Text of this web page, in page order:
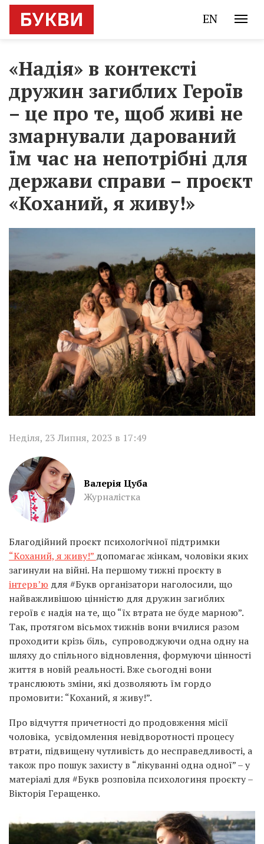
EN
«Надія» в контексті
дружин загиблих Героїв
– це про те, щоб живі не
змарнували дарований
їм час на непотрібні для
держави справи – проєкт
«Коханий, я живу!»
Неділя, 23 Липня, 2023 в 17:49
Валерія Цуба
Журналістка
Благодійний проєкт психологічної підтримки
“Коханий, я живу!” допомагає жінкам, чоловіки яких
загинули на війні. На першому тижні проєкту в
інтерв’ю для #Букв організатори наголосили, що
найважливішою цінністю для дружин загиблих
героїв є надія на те, що “їх втрата не буде марною”.
Так, протягом вісьмох тижнів вони вчилися разом
проходити крізь біль, супроводжуючи одна одну на
шляху до спільного відновлення, формуючи цінності
життя в новій реальності. Вже сьогодні вони
транслюють зміни, які дозволяють їм гордо
промовити: “Коханий, я живу!”.
Про відчуття причетності до продовження місії
чоловіка, усвідомлення невідворотності процесу
втрати, підвищену чутливість до несправедливості, а
також про пошук захисту в “лікуванні одна одної” – у
матеріалі для #Букв розповіла психологиня проєкту –
Вікторія Геращенко.